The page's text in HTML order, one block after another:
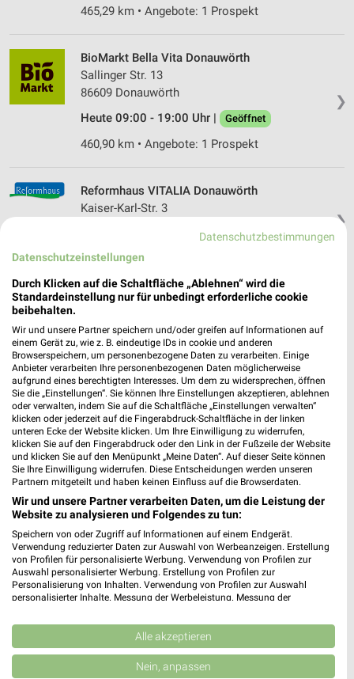
465,29 km • Angebote: 1 Prospekt
❯
BioMarkt Bella Vita Donauwörth
Sallinger Str. 13
86609 Donauwörth
Heute 09:00 - 19:00 Uhr |
Geöffnet
460,90 km • Angebote: 1 Prospekt
❯
Reformhaus VITALIA Donauwörth
Kaiser-Karl-Str. 3
462,89 km • Angebote: 1 Prospekt
VITALIA Donauwörth
86609 Donauwörth
Heute 08:30 - 19:00 Uhr | Geöffnet
462,89 km • Angebote: 1 Prospekt
Landmann’s Biomarkt Pfaffenhofen
Joseph-Fraunhofer-Str. 30
85276 Pfaffenhofen an der Ilm
462,63 km • Angebote: 1 Prospekt
Reformhaus Sander Pfaffenhofen
Ingolstädter Straße 11
85276 Pfaffenhofen
463,40 km • Angebote: 1 Prospekt
Reformhaus Rehle Aichach
Datenschutzbestimmungen
Datenschutzeinstellungen
Durch Klicken auf die Schaltfläche „Ablehnen“ wird die
Standardeinstellung nur für unbedingt erforderliche cookie
beibehalten.
Wir und unsere Partner speichern und/oder greifen auf Informationen auf
einem Gerät zu, wie z. B. eindeutige IDs in cookie und anderen
Browserspeichern, um personenbezogene Daten zu verarbeiten. Einige
Anbieter verarbeiten Ihre personenbezogenen Daten möglicherweise
aufgrund eines berechtigten Interesses. Um dem zu widersprechen, öffnen
Sie die „Einstellungen“. Sie können Ihre Einstellungen akzeptieren, ablehnen
oder verwalten, indem Sie auf die Schaltfläche „Einstellungen verwalten“
klicken oder jederzeit auf die Fingerabdruck-Schaltfläche in der linken
unteren Ecke der Website klicken. Um Ihre Einwilligung zu widerrufen,
klicken Sie auf den Fingerabdruck oder den Link in der Fußzeile der Website
und klicken Sie auf den Menüpunkt „Meine Daten“. Auf dieser Seite können
Sie Ihre Einwilligung widerrufen. Diese Entscheidungen werden unseren
Partnern mitgeteilt und haben keinen Einfluss auf die Browserdaten.
Wir und unsere Partner verarbeiten Daten, um die Leistung der
Website zu analysieren und Folgendes zu tun:
Speichern von oder Zugriff auf Informationen auf einem Endgerät.
Verwendung reduzierter Daten zur Auswahl von Werbeanzeigen. Erstellung
von Profilen für personalisierte Werbung. Verwendung von Profilen zur
Auswahl personalisierter Werbung. Erstellung von Profilen zur
Personalisierung von Inhalten. Verwendung von Profilen zur Auswahl
personalisierter Inhalte. Messung der Werbeleistung. Messung der
Kombinationen von Daten aus verschiedenen Quellen. Entwicklung und
Verbesserung der Angebote. Verwendung reduzierter Daten zur Auswahl
von Inhalten.
Daten können außerhalb der Europäischen Union weitergegeben und in die
Alle akzeptieren
Nein, anpassen